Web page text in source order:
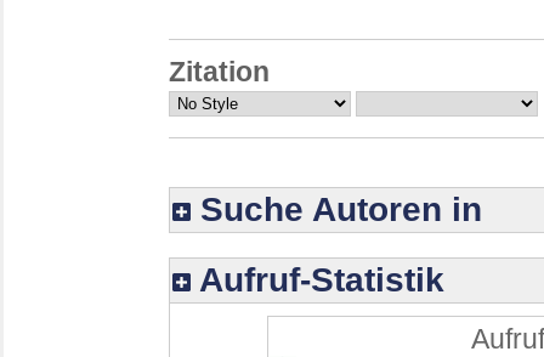
Zitation
Suche Autoren in
Aufruf-Statistik